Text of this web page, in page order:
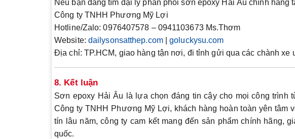
Nếu bạn đang tìm đại lý phân phốisơn epoxy Hải Âu chính hãng
Công ty TNHH Phương Mỹ Lợi
Hotline/Zalo:0976407578 – 0941103673 Ms.Thơm
Website: dailysonsatthep.com|goluckysu.com
Địa chỉ: TP.HCM, giao hàng tận nơi, đi tỉnh gửi qua các chành xe
8. Kết luận
Sơn epoxy Hải Âu là lựa chọn đáng tin cậy cho mọi công trình
Công ty TNHH Phương Mỹ Lợi, khách hàng hoàn toàn yên tâm
tín lâu năm, công ty cam kết mang đến sản phẩm chính hãng,
quốc.